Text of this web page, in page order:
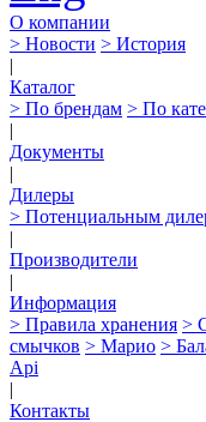
О компании
> Новости > История
|
Каталог
> По брендам > По
|
Документы
|
Дилеры
> Потенциальным
|
Производители
|
Информация
> Правила хранения >
смычков > Марио >
Api
|
Контакты